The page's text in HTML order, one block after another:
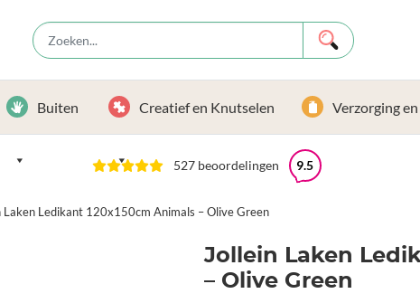
Buiten Creatief en Knutselen Verzorging
527 beoordelingen 9.5
Laken Ledikant 120x150cm Animals – Olive Green
Jollein Laken
– Olive Green